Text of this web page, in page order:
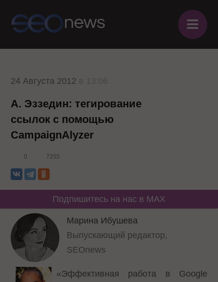
≡
24 Августа 2012
А. Эззедин: тегирование
ссылок с помощью
CampaignAlyzer
0 7255
Подпишитесь на нас в MAX
Марина Ибушева
Выпускающий редактор,
SEOnews
«Эффективная работа в Google